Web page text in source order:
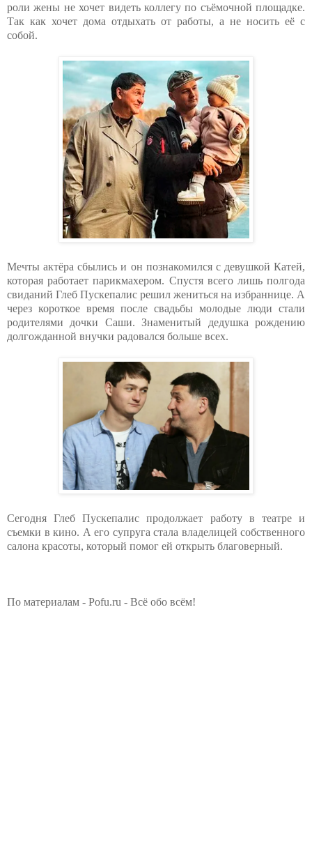
роли жены не хочет видеть коллегу по съёмочной площадке.
Так как хочет дома отдыхать от работы, а не носить её с
собой.
Мечты актёра сбылись и он познакомился с девушкой Катей,
которая работает парикмахером. Спустя всего лишь полгода
свиданий Глеб Пускепалис решил жениться на избраннице. А
через короткое время после свадьбы молодые люди стали
родителями дочки Саши. Знаменитый дедушка рождению
долгожданной внучки радовался больше всех.
Сегодня Глеб Пускепалис продолжает работу в театре и
съемки в кино. А его супруга стала владелицей собственного
салона красоты, который помог ей открыть благоверный.
По материалам - Pofu.ru - Всё обо всём!